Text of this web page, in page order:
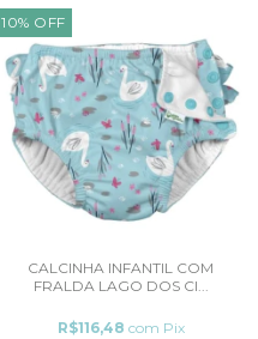
10% OFF
CALCINHA INFANTIL COM
FRALDA LAGO DOS CI...
R$116,48 com Pix